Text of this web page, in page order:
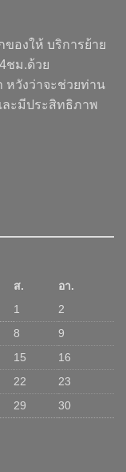
องให้ บริการย้าย
ชม.ด้วย
หวังว่าจะช่วยท่าน
ละมีประสิทธิภาพ
ส.
อา.
1
2
8
9
15
16
22
23
29
30